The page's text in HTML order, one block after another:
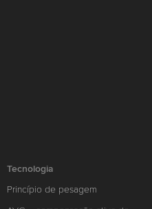
Tecnologia
Princípio de pesagem